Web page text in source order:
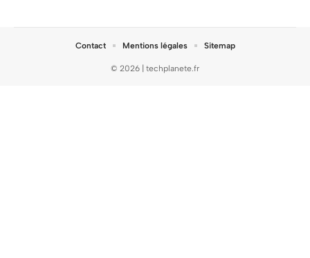
© 2026 | techplanete.fr
Contact Mentions légales Sitemap